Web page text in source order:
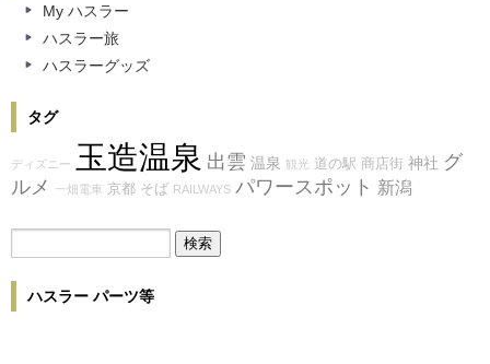
My ハスラー
ハスラー旅
ハスラーグッズ
タグ
ディズニー 玉造温泉 出雲 温泉 観光 道の駅 商店街 神社 グ
ルメ
一畑電車 京都 そば RAILWAYS パワースポット 新潟
ハスラー パーツ等